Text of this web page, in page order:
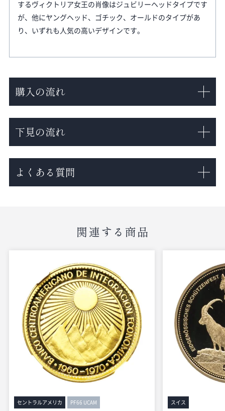
するヴィクトリア女王の肖像はジュビリーヘッドタイプです
が、他にヤングヘッド、ゴチック、オールドのタイプがあ
り、いずれも人気の高いデザインです。
購入の流れ
下見の流れ
よくある質問
関連する商品
セントラルアメリカ PF66 UCAM スイス